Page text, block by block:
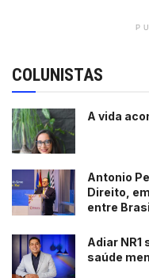
COLUNISTAS
A vida
Antonio
Direito,
entre
Adiar
saúde